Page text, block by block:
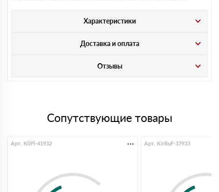
Характеристики
Доставка и оплата
Отзывы
Сопутствующие товары
Арт. KliPl-41932 Арт. KirRuF-37933